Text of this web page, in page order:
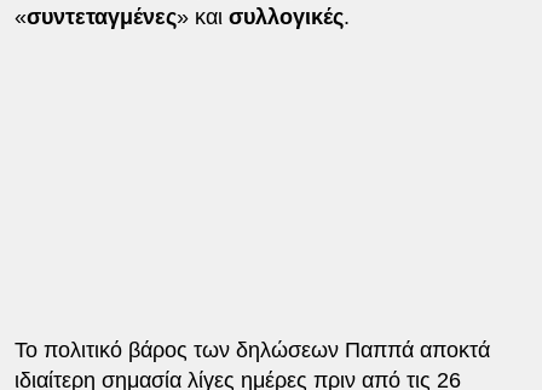
«συντεταγμένες» και συλλογικές.
Το πολιτικό βάρος των δηλώσεων Παππά αποκτά
ιδιαίτερη σημασία λίγες ημέρες πριν από τις 26